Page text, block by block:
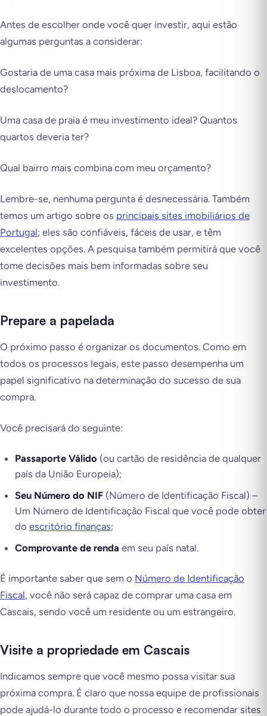
Antes de escolher onde você quer investir, aqui estão
algumas perguntas a considerar:
Gostaria de uma casa mais próxima de Lisboa, facilitando o
deslocamento?
Uma casa de praia é meu investimento ideal? Quantos
quartos deveria ter?
Qual bairro mais combina com meu orçamento?
Lembre-se, nenhuma pergunta é desnecessária. Também
temos um artigo sobre os principais sites imobiliários de
Portugal; eles são confiáveis, fáceis de usar, e têm
excelentes opções. A pesquisa também permitirá que você
tome decisões mais bem informadas sobre seu
investimento.
Prepare a papelada
O próximo passo é organizar os documentos. Como em
todos os processos legais, este passo desempenha um
papel significativo na determinação do sucesso de sua
compra.
Você precisará do seguinte:
Passaporte Válido (ou cartão de residência de qualquer
país da União Europeia);
Seu Número do NIF(Número de Identificação Fiscal) –
Um Número de Identificação Fiscal que você pode obter
do escritório finanças;
Comprovante de renda em seu país natal.
É importante saber que sem o Número de Identificação
Fiscal, você não será capaz de comprar uma casa em
Cascais, sendo você um residente ou um estrangeiro.
Visite a propriedade em Cascais
Indicamos sempre que você mesmo possa visitar sua
próxima compra. É claro que nossa equipe de profissionais
pode ajudá-lo durante todo o processo e recomendar sites